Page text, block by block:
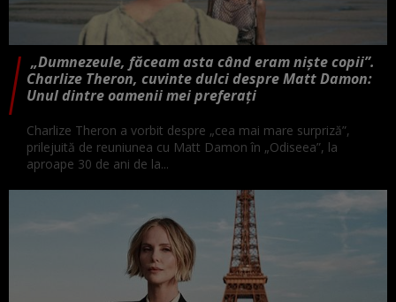
„Dumnezeule, făceam asta când eram niște copii”.
Charlize Theron, cuvinte dulci despre Matt Damon:
Unul dintre oamenii mei preferați
Charlize Theron a vorbit despre „cea mai mare surpriză”,
prilejuită de reuniunea cu Matt Damon în „Odiseea”, la
aproape 30 de ani de la...